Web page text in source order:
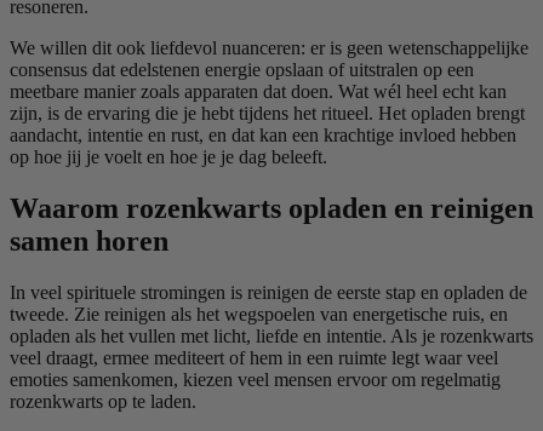
resoneren.
We willen dit ook liefdevol nuanceren: er is geen wetenschappelijke
consensus dat edelstenen energie opslaan of uitstralen op een
meetbare manier zoals apparaten dat doen. Wat wél heel echt kan
zijn, is de ervaring die je hebt tijdens het ritueel. Het opladen brengt
aandacht, intentie en rust, en dat kan een krachtige invloed hebben
op hoe jij je voelt en hoe je je dag beleeft.
Waarom rozenkwarts opladen en reinigen
samen horen
In veel spirituele stromingen is reinigen de eerste stap en opladen de
tweede. Zie reinigen als het wegspoelen van energetische ruis, en
opladen als het vullen met licht, liefde en intentie. Als je rozenkwarts
veel draagt, ermee mediteert of hem in een ruimte legt waar veel
emoties samenkomen, kiezen veel mensen ervoor om regelmatig
rozenkwarts op te laden.